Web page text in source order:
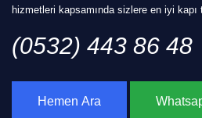
hizmetleri kapsamında sizlere en iyi
(0532) 443 86 48
Hemen Ara